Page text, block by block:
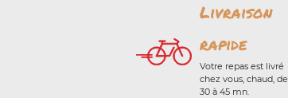
Livraison
rapide
Votre repas est livré
chez vous, chaud, de
30 à 45 mn.